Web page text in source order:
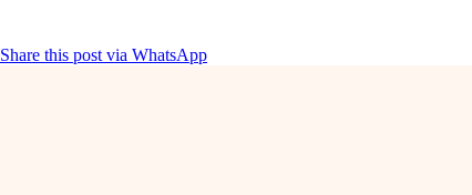
Share this post via WhatsApp